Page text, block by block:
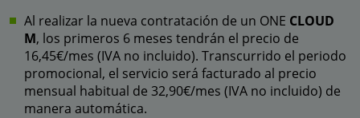
Al realizar la nueva contratación de un ONE CLOUD
M, los primeros 6 meses tendrán el precio de
16,45€/mes (IVA no incluido). Transcurrido el periodo
promocional, el servicio será facturado al precio
mensual habitual de 32,90€/mes (IVA no incluido) de
manera automática.